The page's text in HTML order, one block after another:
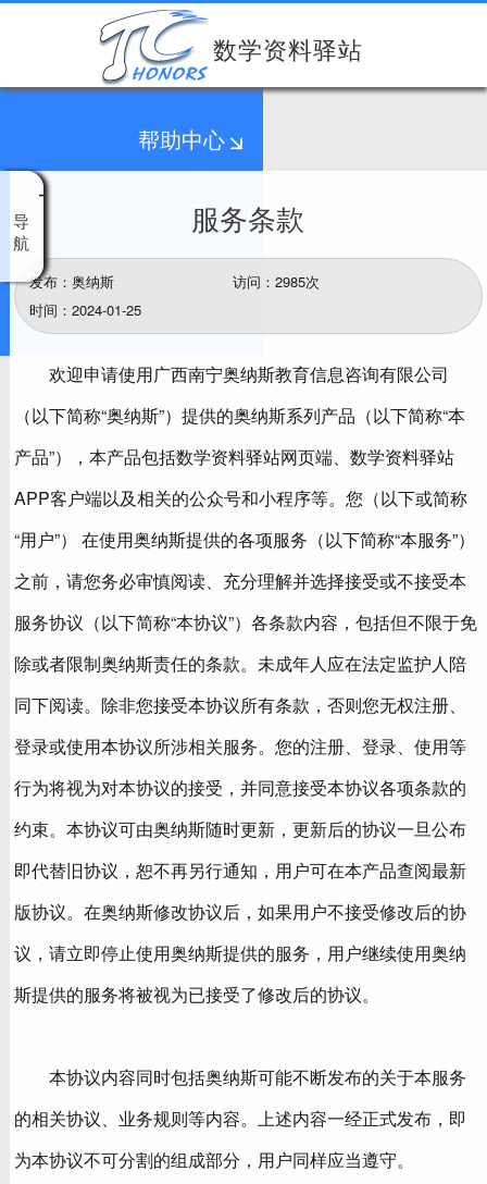
数学资料驿站
帮助中心
导
航
服务条款
发布：奥纳斯
访问：2985次
时间：2024-01-25
欢迎申请使用广西南宁奥纳斯教育信息咨询有限公司
（以下简称“奥纳斯”）提供的奥纳斯系列产品（以下简称“本
产品”），本产品包括数学资料驿站网页端、数学资料驿站
APP客户端以及相关的公众号和小程序等。您（以下或简称
“用户”） 在使用奥纳斯提供的各项服务（以下简称“本服务”）
之前，请您务必审慎阅读、充分理解并选择接受或不接受本
服务协议（以下简称“本协议”）各条款内容，包括但不限于免
除或者限制奥纳斯责任的条款。未成年人应在法定监护人陪
同下阅读。除非您接受本协议所有条款，否则您无权注册、
登录或使用本协议所涉相关服务。您的注册、登录、使用等
行为将视为对本协议的接受，并同意接受本协议各项条款的
约束。本协议可由奥纳斯随时更新，更新后的协议一旦公布
即代替旧协议，恕不再另行通知，用户可在本产品查阅最新
版协议。在奥纳斯修改协议后，如果用户不接受修改后的协
议，请立即停止使用奥纳斯提供的服务，用户继续使用奥纳
斯提供的服务将被视为已接受了修改后的协议。
本协议内容同时包括奥纳斯可能不断发布的关于本服务
的相关协议、业务规则等内容。上述内容一经正式发布，即
为本协议不可分割的组成部分，用户同样应当遵守。